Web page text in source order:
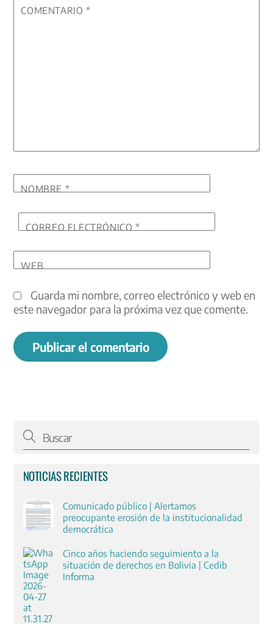
COMENTARIO*
NOMBRE *
CORREO ELECTRÓNICO*
WEB
Guarda mi nombre, correo electrónico y web en
este navegador para la próxima vez que comente.
NOTICIAS RECIENTES
Comunicado público | Alertamos
preocupante erosión de la institucionalidad
democrática
Cinco años haciendo seguimiento a la
situación de derechos en Bolivia | Cedib
Informa